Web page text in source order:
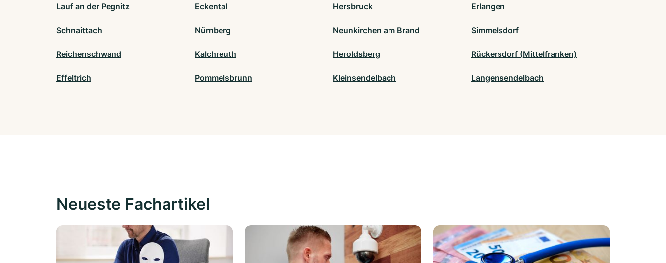
Lauf an der Pegnitz Eckental Hersbruck Erlangen
Schnaittach Nürnberg Neunkirchen am Brand Simmelsdorf
Reichenschwand Kalchreuth Heroldsberg Rückersdorf (Mittelfranken)
Effeltrich Pommelsbrunn Kleinsendelbach Langensendelbach
Neueste Fachartikel